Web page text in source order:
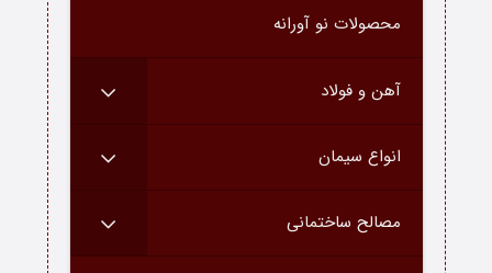
ارتباط با ما
دسته محصولات
بلاگ
محصولات نو آورانه
آهن و فولاد
انواع سیمان
مصالح ساختمانی